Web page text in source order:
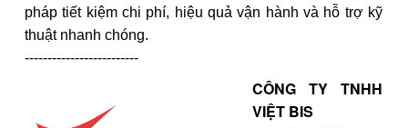
pháp tiết kiệm chi phí, hiệu quả vận hành và hỗ trợ kỹ
thuật nhanh chóng.
-------------------------
CÔNG TY TNHH
VIỆT BIS